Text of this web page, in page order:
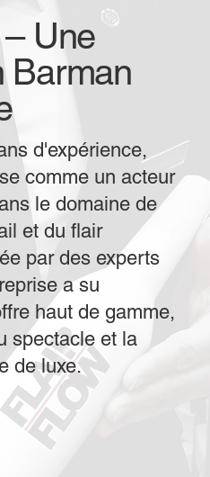
Une
Barman
d'expérience,
comme un acteur
le domaine de
et du flair
par des experts
a su
haut de gamme,
spectacle et la
de luxe.